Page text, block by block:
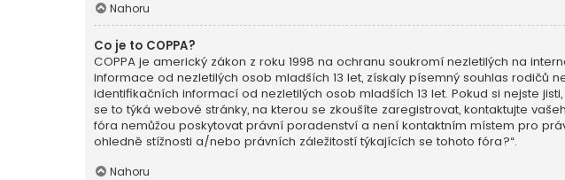
Nahoru
Co je to COPPA?
COPPA je americký zákon z roku 1998 na ochranu soukromí nezletilých na
informace od nezletilých osob mladších 13 let, získaly písemný souhlas
identifikačních informací od nezletilých osob mladších 13 let. Pokud si nejste
se to týká webové stránky, na kterou se zkoušíte zaregistrovat, kontaktujte
fóra nemůžou poskytovat právní poradenství a není kontaktním místem pro
ohledně stížnosti a/nebo právních záležitostí týkajících se tohoto fóra?“.
Nahoru